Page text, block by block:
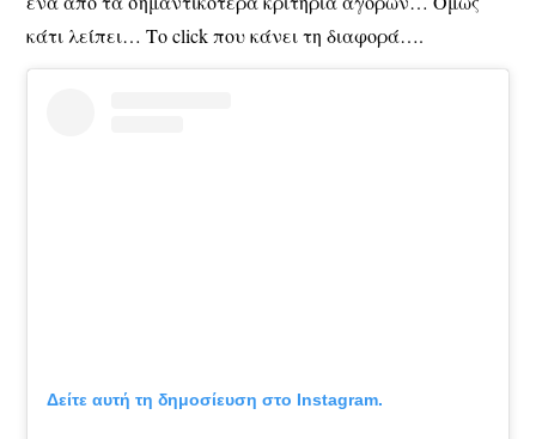
κάτι λείπει… Το click που κάνει τη διαφορά….
Δείτε αυτή τη δημοσίευση στο Instagram.